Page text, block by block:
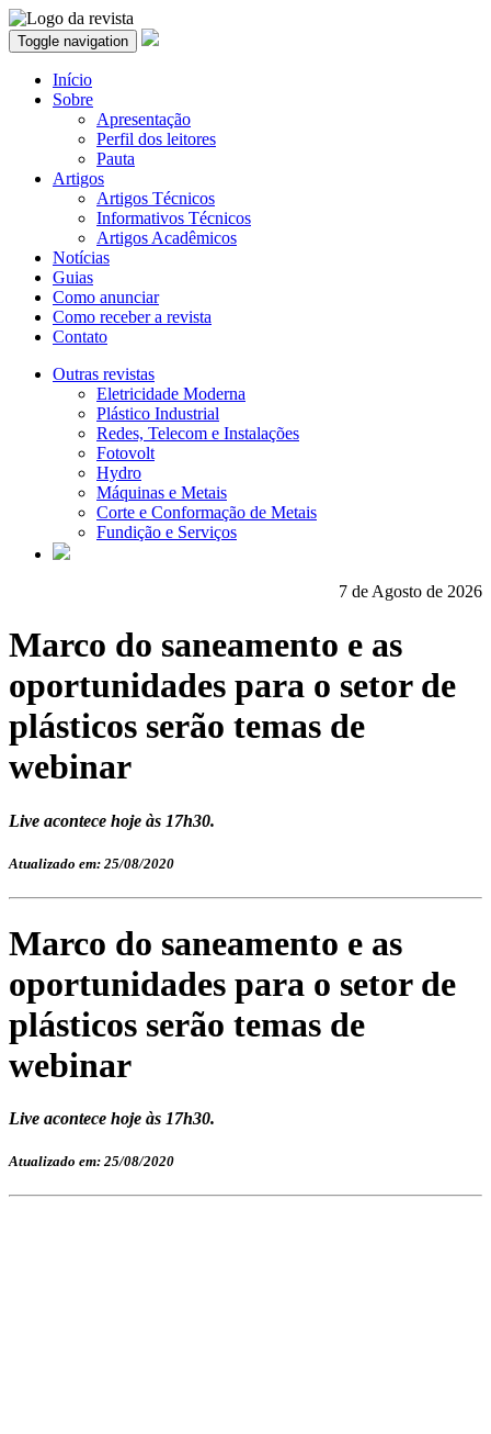
Toggle navigation
Início
Sobre
Apresentação
Perfil dos leitores
Pauta
Artigos
Artigos Técnicos
Informativos Técnicos
Artigos Acadêmicos
Notícias
Guias
Como anunciar
Como receber a revista
Contato
Outras revistas
Eletricidade Moderna
Plástico Industrial
Redes, Telecom e Instalações
Fotovolt
Hydro
Máquinas e Metais
Corte e Conformação de Metais
Fundição e Serviços
7 de Agosto de 2026
Marco do saneamento e as
oportunidades para o setor de
plásticos serão temas de
webinar
Live acontece hoje às 17h30.
Atualizado em: 25/08/2020
Marco do saneamento e as
oportunidades para o setor de
plásticos serão temas de
webinar
Live acontece hoje às 17h30.
Atualizado em: 25/08/2020